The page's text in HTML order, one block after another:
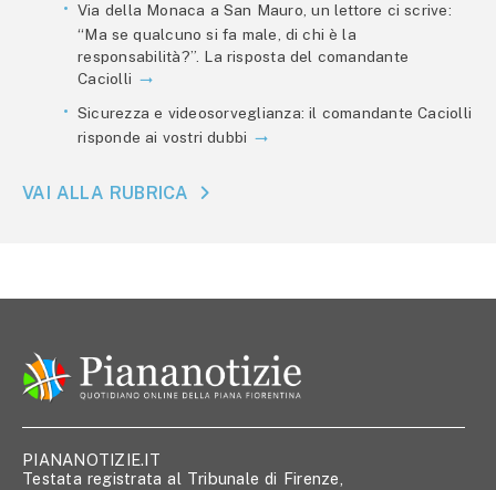
Via della Monaca a San Mauro, un lettore ci scrive:
“Ma se qualcuno si fa male, di chi è la
responsabilità?”. La risposta del comandante
Caciolli
Sicurezza e videosorveglianza: il comandante Caciolli
risponde ai vostri dubbi
VAI ALLA RUBRICA
PIANANOTIZIE.IT
Testata registrata al Tribunale di Firenze,